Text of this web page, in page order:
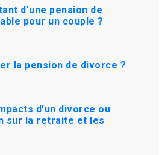
d'une pension de
pour un couple ?
la pension de divorce ?
d'un divorce ou
sur la retraite et les